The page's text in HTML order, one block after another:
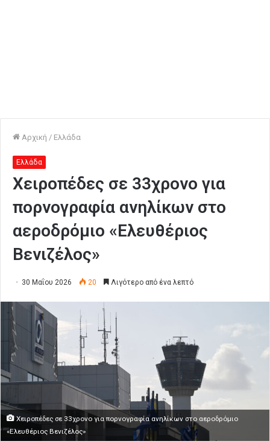
Αρχική / Ελλάδα
Ελλάδα
Χειροπέδες σε 33χρονο για
πορνογραφία ανηλίκων στο
αεροδρόμιο «Ελευθέριος
Βενιζέλος»
30 Μαΐου 2026 20 Λιγότερο από ένα λεπτό
Χειροπέδες σε 33χρονο για πορνογραφία ανηλίκων στο αεροδρόμιο
«Ελευθέριος Βενιζέλος»